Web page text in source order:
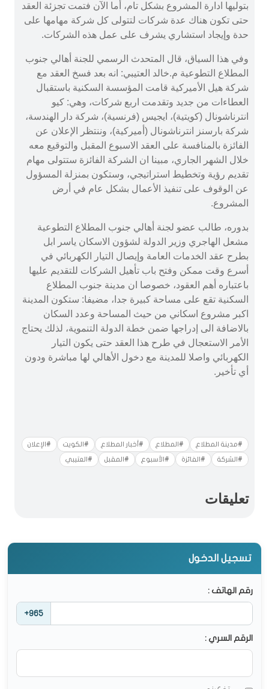
بتوليها ادارة المشروع بشكل تام، أما الآن فتمت تجزئة العقد
حتى تكون هناك عدة شركات لتتولى كل شركة مهامها على
حدة وإيجاد استشاري يشرف على عمل هذه الشركات.
وفي هذا السياق، قال المتحدث الرسمي للجنة أهالي جنوب
المطلاع التطوعية م.خالد العتيبي: انه بعد فسخ العقد مع
شركة هيل الأميركية قامت المؤسسة السكنية باستقبال
العطاءات من جديد وتقدمت اربع شركات، وهي: ‏كيو
انترناشونال (كويتية)، ‏ايجيس (فرنسية)، ‏شركة دار الهندسة،
‏شركة بارسنز انترناشونال (أميركية)، وننتظر الإعلان عن
الفائزة بالمنافسة على العقد الاسبوع المقبل والتوقيع معه
خلال الشهر الجاري، مبينا ان الشركة الفائزة ستتولى مهام
تقديم رؤية وتخطيط استراتيجي، وستكون بمنزلة المسؤول
عن الوقوف على تنفيذ الأعمال بشكل عام في أرض
المشروع.
بدوره، طالب عضو لجنة أهالي جنوب المطلاع التطوعية
مشعل الهاجري وزير الدولة لشؤون الاسكان ياسر ابل
‏بطرح عقد الخدمات العامة وإيصال التيار الكهربائي في
أسرع وقت ممكن وفتح باب تأهيل الشركات للتقديم عليها
باعتباره أهم العقود، خصوصا ان مدينة جنوب المطلاع
السكنية تقع على مساحة كبيرة جدا، مضيفا: ستكون المدينة
اكبر مشروع اسكاني من حيث المساحة وعدد السكان
بالاضافة الى إدراجها ضمن خطة الدولة التنموية، لذلك يحتاج
الأمر الاستعجال في طرح هذا العقد حتى يكون التيار
الكهربائي واصلا للمدينة مع دخول الأهالي لها مباشرة ودون
أي تأخير.
#مدينة المطلاع #المطلاع #أخبار المطلاع #الكويت #الإعلان
#الشركة #الفائزة #الأسبوع #المقبل #العتيبي
تعليقات
تسجيل الدخول
رقم الهاتف :
+965
الرقم السري :